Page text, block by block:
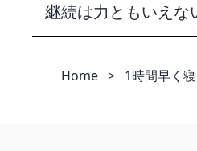
継続は力ともいえな
Home > 1時間早く